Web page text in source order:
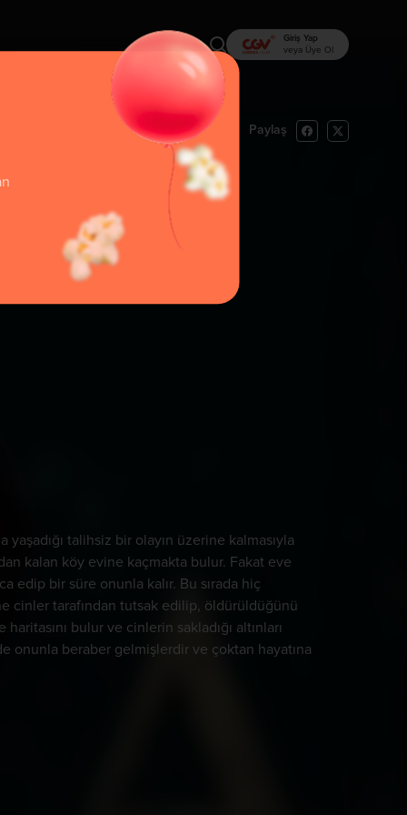
Giriş Yap
veya Üye Ol
İzlemek İstiyorum Paylaş
talihsiz bir olayın üzerine kalmasıyla
kalan köy evine kaçmakta bulur. Fakat eve
edip bir süre onunla kalır. Bu sırada hiç
cinler tarafından tutsak edilip, öldürüldüğünü
bulur ve cinlerin sakladığı altınları
onunla beraber gelmişlerdir ve çoktan hayatına